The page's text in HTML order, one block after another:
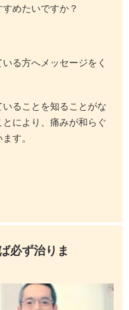
めたいですか？
る方へメッセージをく
ることを知ることがな
により、痛みが和らぐ
す。
必ず治りま